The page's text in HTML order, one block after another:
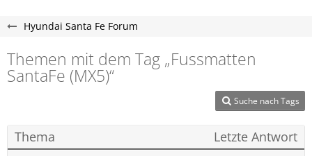
Hyundai Santa Fe Forum
Themen mit dem Tag „Fussmatten
SantaFe (MX5)“
Suche nach Tags
Thema Letzte Antwort